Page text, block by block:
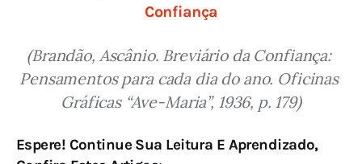
Confiança
(Brandão, Ascânio. Breviário da Confiança:
Pensamentos para cada dia do ano. Oficinas
Gráficas “Ave-Maria”, 1936, p. 179)
Espere! Continue Sua Leitura E Aprendizado,